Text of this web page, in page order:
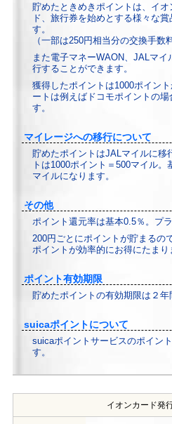
貯めたときめきポイントは、イ
ド、旅行券を始めとする様々な
す。
（一部は250円相当分の交換手数
また電子マネーWAON、JALマ
行することができます。
獲得したポイントは1000ポイン
ートは例えばドコモポイントの
す。
マイレージへの移行について
貯めたポイントはJALマイルに移
トは1000ポイント＝500マイル
マイルになります。
その他
ポイント還元率は基本0.5％。プ
200円ごとにポイントが貯まるの
ポイントが効率的にお得にたまり
ポイント有効期限
貯めたポイントの有効期限は２年
suicaポイントについて
suicaポイントサービスのポイン
す。
イオンカード発